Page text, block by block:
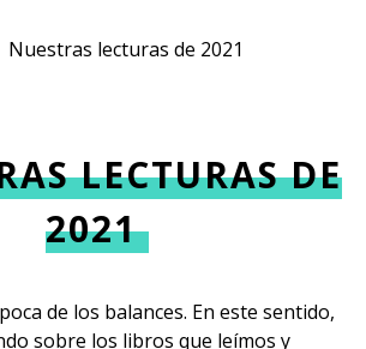
Nuestras lecturas de 2021
LECTURAS DE
2021
de los balances. En este sentido,
sobre los libros que leímos y